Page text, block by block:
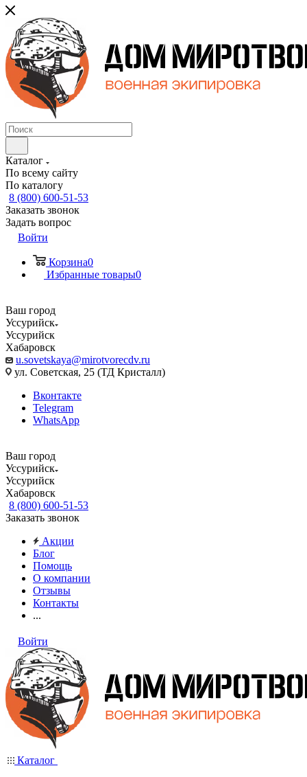
Каталог
По всему сайту
По каталогу
8 (800) 600-51-53
Заказать звонок
Задать вопрос
Войти
Корзина0
Избранные товары0
Ваш город
Уссурийск
Уссурийск
Хабаровск
u.sovetskaya@mirotvorecdv.ru
ул. Советская, 25 (ТД Кристалл)
Вконтакте
Telegram
WhatsApp
Ваш город
Уссурийск
Уссурийск
Хабаровск
8 (800) 600-51-53
Заказать звонок
Акции
Блог
Помощь
О компании
Отзывы
Контакты
...
Войти
Каталог